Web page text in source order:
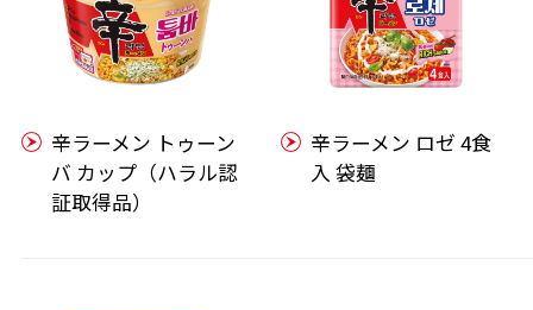
辛ラーメン トゥーン
バ カップ（ハラル認
証取得品）
辛ラーメン ロゼ 4食
入 袋麺